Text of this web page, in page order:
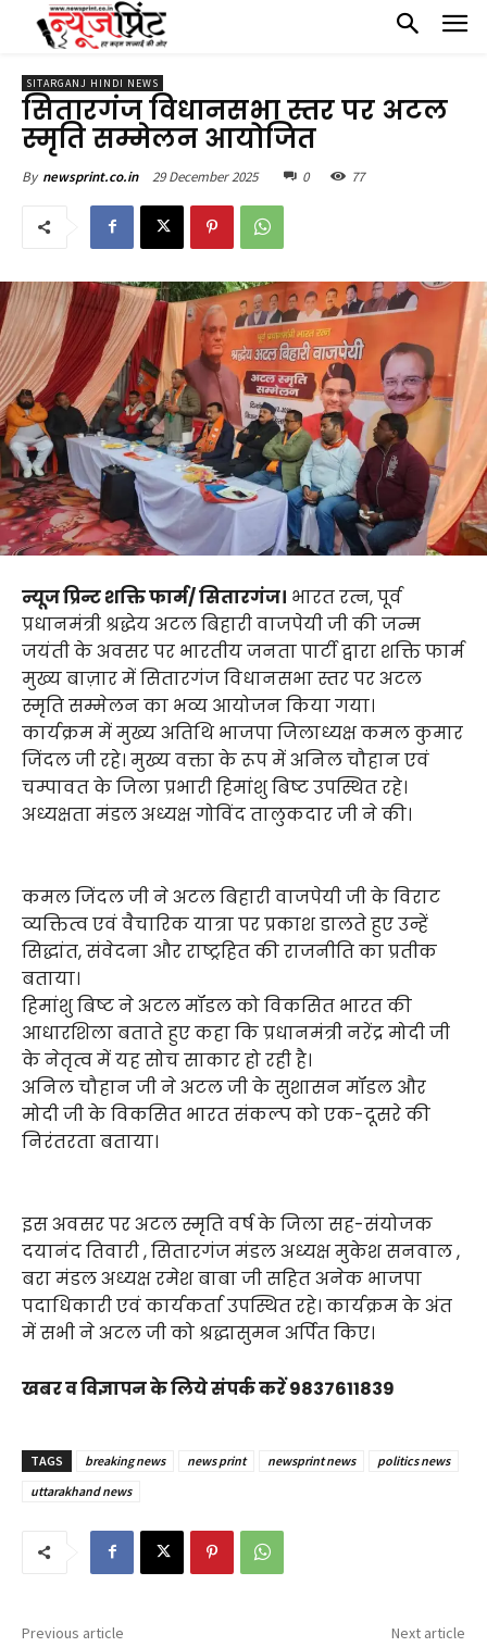
SITARGANJ HINDI NEWS
सितारगंज विधानसभा स्तर पर अटल
स्मृति सम्मेलन आयोजित
By newsprint.co.in 29 December 2025 0 77
न्यूज प्रिन्ट शक्ति फार्म/ सितारगंज। भारत रत्न, पूर्व
प्रधानमंत्री श्रद्धेय अटल बिहारी वाजपेयी जी की जन्म
जयंती के अवसर पर भारतीय जनता पार्टी द्वारा शक्ति फार्म
मुख्य बाज़ार में सितारगंज विधानसभा स्तर पर अटल
स्मृति सम्मेलन का भव्य आयोजन किया गया।
कार्यक्रम में मुख्य अतिथि भाजपा जिलाध्यक्ष कमल कुमार
जिंदल जी रहे। मुख्य वक्ता के रूप में अनिल चौहान एवं
चम्पावत के जिला प्रभारी हिमांशु बिष्ट उपस्थित रहे।
अध्यक्षता मंडल अध्यक्ष गोविंद तालुकदार जी ने की।
कमल जिंदल जी ने अटल बिहारी वाजपेयी जी के विराट
व्यक्तित्व एवं वैचारिक यात्रा पर प्रकाश डालते हुए उन्हें
सिद्धांत, संवेदना और राष्ट्रहित की राजनीति का प्रतीक
बताया।
हिमांशु बिष्ट ने अटल मॉडल को विकसित भारत की
आधारशिला बताते हुए कहा कि प्रधानमंत्री नरेंद्र मोदी जी
के नेतृत्व में यह सोच साकार हो रही है।
अनिल चौहान जी ने अटल जी के सुशासन मॉडल और
मोदी जी के विकसित भारत संकल्प को एक-दूसरे की
निरंतरता बताया।
इस अवसर पर अटल स्मृति वर्ष के जिला सह-संयोजक
दयानंद तिवारी , सितारगंज मंडल अध्यक्ष मुकेश सनवाल ,
बरा मंडल अध्यक्ष रमेश बाबा जी सहित अनेक भाजपा
पदाधिकारी एवं कार्यकर्ता उपस्थित रहे। कार्यक्रम के अंत
में सभी ने अटल जी को श्रद्धासुमन अर्पित किए।
खबर व विज्ञापन के लिये संपर्क करें 9837611839
TAGS breaking news news print newsprint news
politics news
uttarakhand news
Previous article Next article